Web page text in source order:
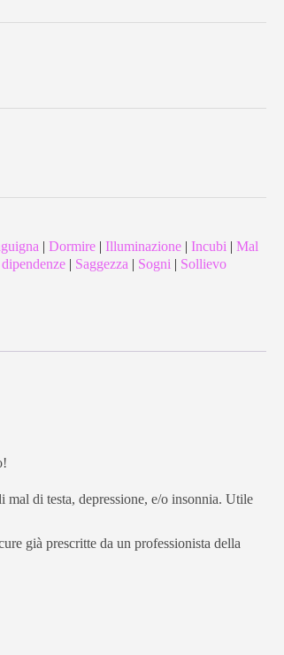
|Dormire |Illuminazione |Incubi |Mal
| Saggezza | Sogni | Sollievo
di testa, depressione, e/o insonnia. Utile
già prescritte da un professionista della